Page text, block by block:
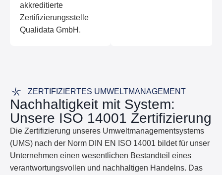
akkreditierte
Zertifizierungsstelle
Qualidata GmbH.
ZERTIFIZIERTES UMWELTMANAGEMENT
Nachhaltigkeit mit System:
Unsere ISO 14001 Zertifizierung
Die Zertifizierung unseres Umweltmanagementsystems
(UMS) nach der Norm DIN EN ISO 14001 bildet für unser
Unternehmen einen wesentlichen Bestandteil eines
verantwortungsvollen und nachhaltigen Handelns. Das